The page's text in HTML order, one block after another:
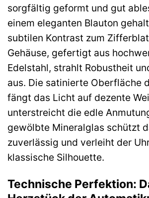
sorgfältig geformt und gut
einem eleganten Blauton
subtilen Kontrast zum
Gehäuse, gefertigt aus
Edelstahl, strahlt Robustheit
aus. Die satinierte Oberfläche
fängt das Licht auf dezente
unterstreicht die edle
gewölbte Mineralglas schützt
zuverlässig und verleiht der
klassische Silhouette.
Technische Perfektion: